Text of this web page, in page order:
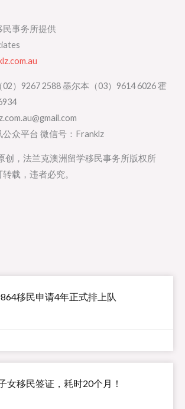
民事务所提供
）9267 2588 墨尔本（03）9614 6026 霍
众平台 微信号：Franklz
创，法兰克澳洲留学移民事务所版权所
载，违者必究。
移民申请4年正式排上队
女移民签证，耗时20个月！